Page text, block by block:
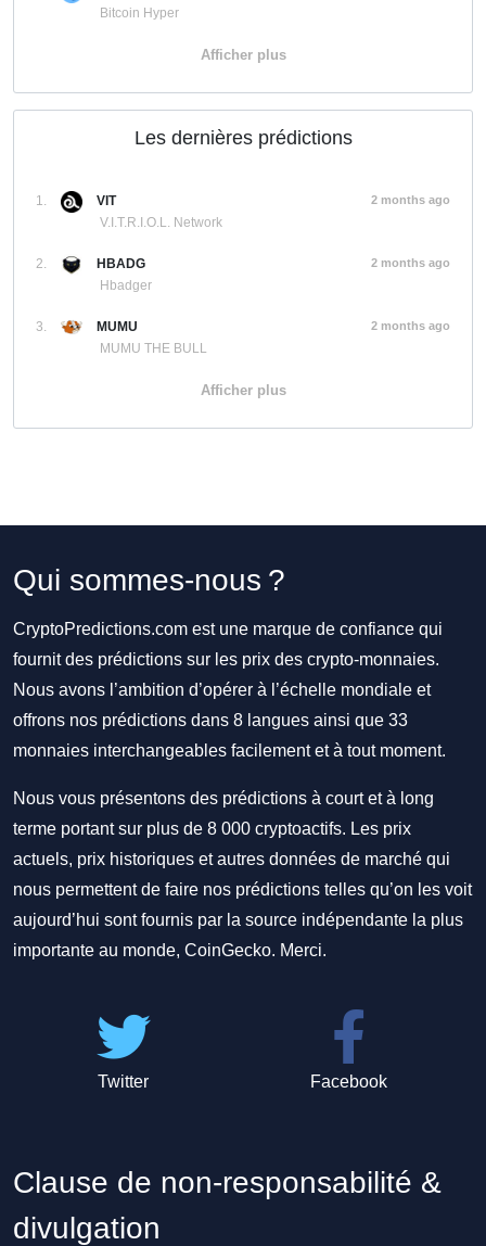
Bitcoin Hyper
Afficher plus
Les dernières prédictions
1.
VIT
V.I.T.R.I.O.L. Network
2 months ago
2.
HBADG
Hbadger
2 months ago
3.
MUMU
MUMU THE BULL
2 months ago
Afficher plus
Qui sommes-nous ?
CryptoPredictions.com est une marque de confiance qui
fournit des prédictions sur les prix des crypto-monnaies.
Nous avons l’ambition d’opérer à l’échelle mondiale et
offrons nos prédictions dans 8 langues ainsi que 33
monnaies interchangeables facilement et à tout moment.
Nous vous présentons des prédictions à court et à long
terme portant sur plus de 8 000 cryptoactifs. Les prix
actuels, prix historiques et autres données de marché qui
nous permettent de faire nos prédictions telles qu’on les voit
aujourd’hui sont fournis par la source indépendante la plus
importante au monde, CoinGecko. Merci.
Twitter Facebook
Clause de non-responsabilité &
divulgation